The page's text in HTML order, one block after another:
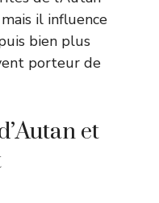
il influence
bien plus
porteur de
et